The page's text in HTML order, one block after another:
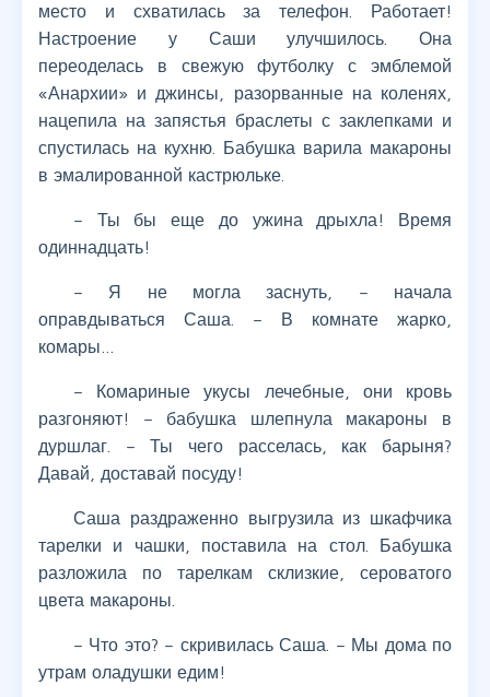
место и схватилась за телефон. Работает!
Настроение у Саши улучшилось. Она
переоделась в свежую футболку с эмблемой
«Анархии» и джинсы, разорванные на коленях,
нацепила на запястья браслеты с заклепками и
спустилась на кухню. Бабушка варила макароны
в эмалированной кастрюльке.
– Ты бы еще до ужина дрыхла! Время
одиннадцать!
– Я не могла заснуть, – начала
оправдываться Саша. – В комнате жарко,
комары…
– Комариные укусы лечебные, они кровь
разгоняют! – бабушка шлепнула макароны в
дуршлаг. – Ты чего расселась, как барыня?
Давай, доставай посуду!
Саша раздраженно выгрузила из шкафчика
тарелки и чашки, поставила на стол. Бабушка
разложила по тарелкам склизкие, сероватого
цвета макароны.
– Что это? – скривилась Саша. – Мы дома по
утрам оладушки едим!